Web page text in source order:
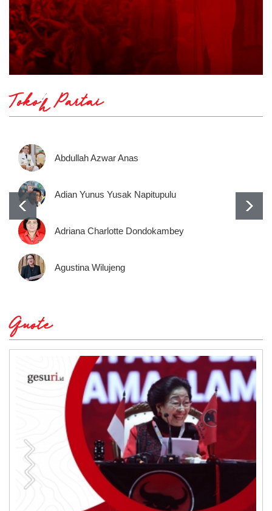
Tokoh Partai
Abdullah Azwar Anas
Adian Yunus Yusak Napitupulu
Adriana Charlotte Dondokambey
Agustina Wilujeng
Quote